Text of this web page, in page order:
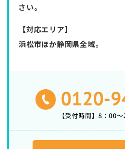
さい。
【対応エリア】
浜松市ほか静岡県全域。